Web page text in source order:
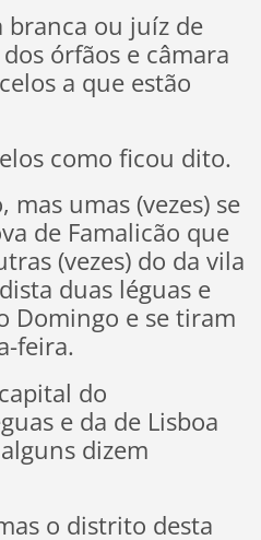
ou juíz de
órfãos e câmara
a que estão
como ficou dito.
umas (vezes) se
de Famalicão que
(vezes) do da vila
duas léguas e
Domingo e se tiram
feira.
do
e da de Lisboa
dizem
o distrito desta